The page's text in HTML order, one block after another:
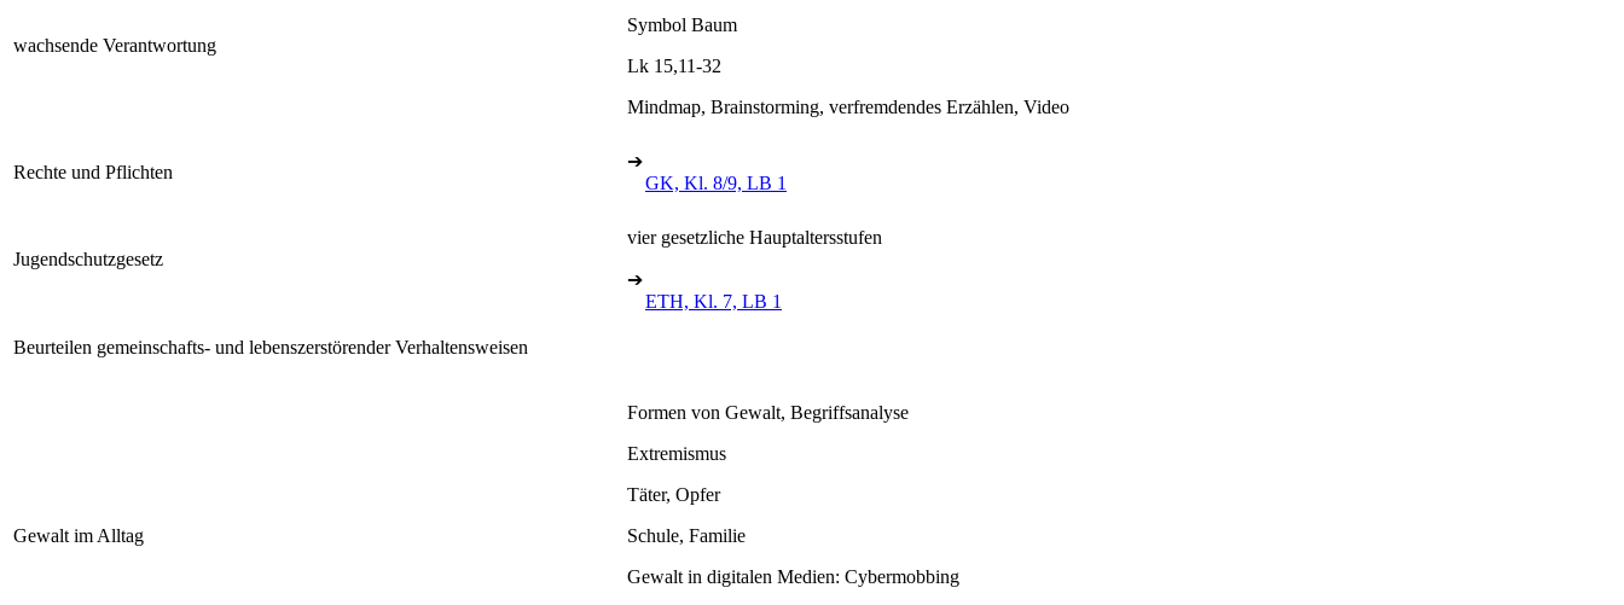
wachsende Verantwortung
Symbol Baum
Lk 15,11-32
Mindmap, Brainstorming, verfremdendes Erzählen, Video
Rechte und Pflichten
➔
GK, Kl. 8/9, LB 1
Jugendschutzgesetz
vier gesetzliche Hauptaltersstufen
➔
ETH, Kl. 7, LB 1
Beurteilen gemeinschafts- und lebenszerstörender Verhaltensweisen
Gewalt im Alltag
Formen von Gewalt, Begriffsanalyse
Extremismus
Täter, Opfer
Schule, Familie
Gewalt in digitalen Medien: Cybermobbing